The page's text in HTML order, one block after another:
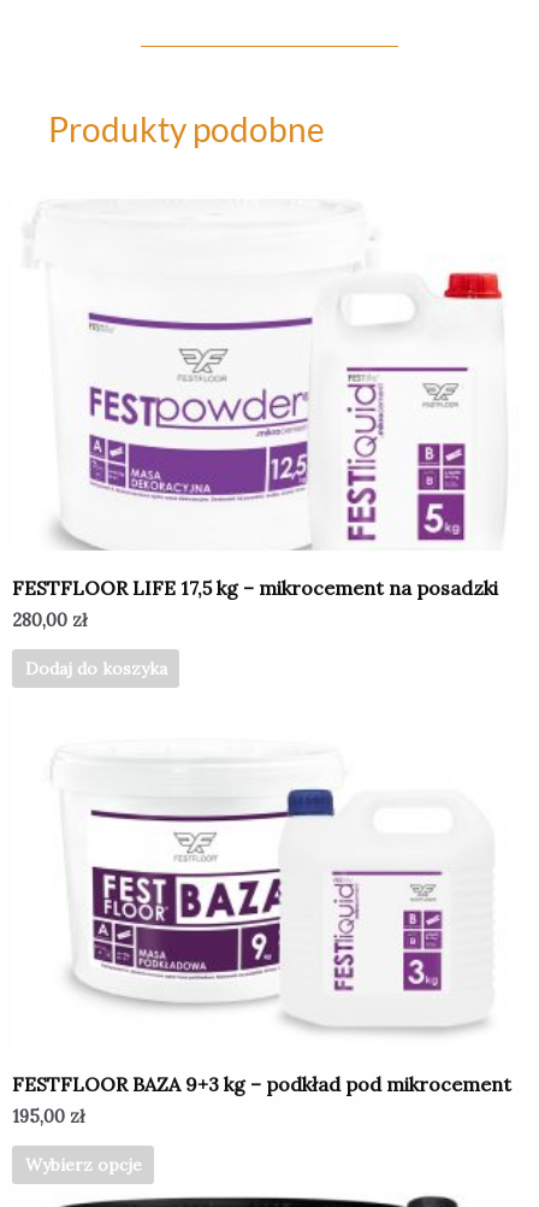
Produkty podobne
FESTFLOOR LIFE 17,5 kg – mikrocement na posadzki
280,00 zł
Dodaj do koszyka
FESTFLOOR BAZA 9+3 kg – podkład pod mikrocement
195,00 zł
Wybierz opcje